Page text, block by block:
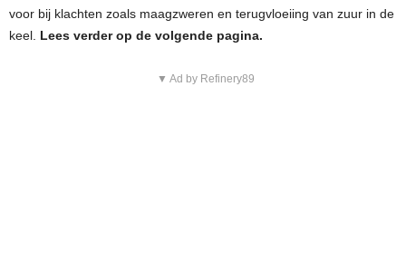
voor bij klachten zoals maagzweren en terugvloeiing van zuur in de
keel. Lees verder op de volgende pagina.
▼ Ad by Refinery89